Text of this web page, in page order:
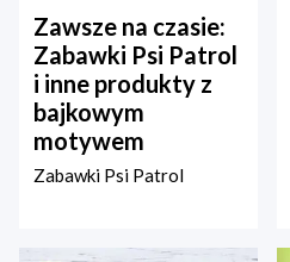
Zawsze na czasie:
Zabawki Psi Patrol
i inne produkty z
bajkowym
motywem
Zabawki Psi Patrol